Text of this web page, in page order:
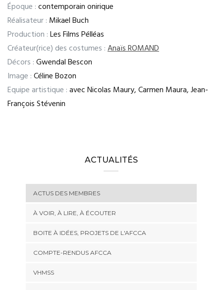
Époque :contemporain onirique
Réalisateur : Mikael Buch
Production :Les Films Pélléas
Créateur(rice) des costumes :Anaïs ROMAND
Décors :Gwendal Bescon
Image :Céline Bozon
Equipe artistique :avec Nicolas Maury, Carmen Maura, Jean-
François Stévenin
ACTUALITÉS
ACTUS DES MEMBRES
À VOIR, À LIRE, À ÉCOUTER
BOITE À IDÉES, PROJETS DE L'AFCCA
COMPTE-RENDUS AFCCA
VHMSS